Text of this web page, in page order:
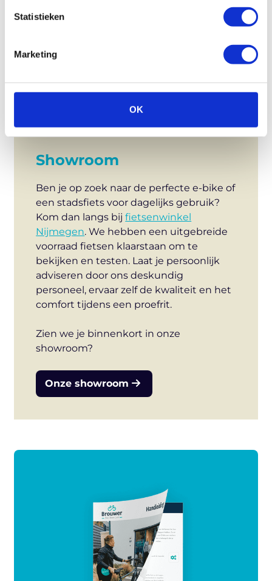
Statistieken
Marketing
OK
Showroom
Ben je op zoek naar de perfecte e-bike of
een stadsfiets voor dagelijks gebruik?
Kom dan langs bijfietsenwinkel
Nijmegen. We hebben een uitgebreide
voorraad fietsen klaarstaan om te
bekijken en testen. Laat je persoonlijk
adviseren door ons deskundig
personeel, ervaar zelf de kwaliteit en het
comfort tijdens een proefrit.
Zien we je binnenkort in onze
showroom?
Onze showroom